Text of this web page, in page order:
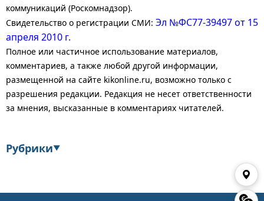
коммуникаций (Роскомнадзор).
Свидетельство о регистрации СМИ: Эл №ФС77-39497 от 15
апреля 2010 г.
Полное или частичное использование материалов,
комментариев, а также любой другой информации,
размещенной на сайте kikonline.ru, возможно только с
разрешения редакции. Редакция не несет ответственности
за мнения, высказанные в комментариях читателей.
Рубрики▼